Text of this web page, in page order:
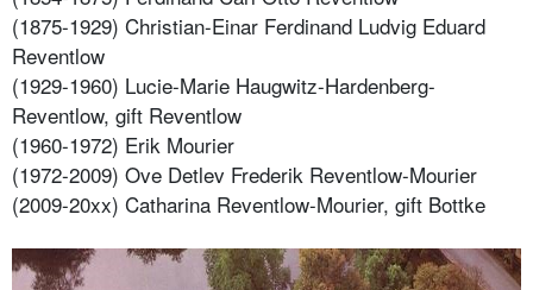
(1875-1929) Christian-Einar Ferdinand Ludvig Eduard
Reventlow
(1929-1960) Lucie-Marie Haugwitz-Hardenberg-
Reventlow, gift Reventlow
(1960-1972) Erik Mourier
(1972-2009) Ove Detlev Frederik Reventlow-Mourier
(2009-20xx) Catharina Reventlow-Mourier, gift Bottke